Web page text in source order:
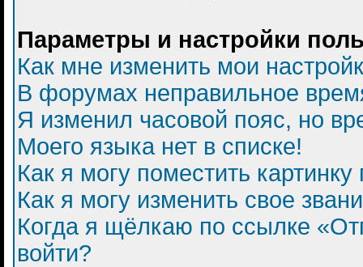
Параметры и настройки
Как мне изменить мои
В форумах неправильное
Я изменил часовой пояс, но
Моего языка нет в списке!
Как я могу поместить
Как я могу изменить свое
Когда я щёлкаю по ссылке
войти?